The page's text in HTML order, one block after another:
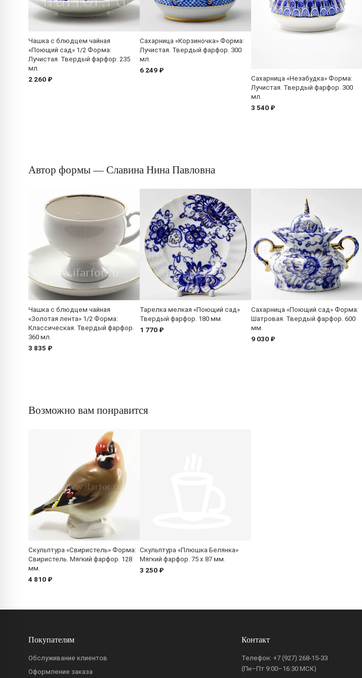
Чашка с блюдцем чайная
«Поющий сад» 1/2 Форма:
Лучистая. Твердый фарфор. 235
мл.
2 260 ₽
Сахарница «Корзиночка» Форма:
Лучистая. Твердый фарфор. 300
мл.
6 249 ₽
Сахарница «Незабудка» Форма:
Лучистая. Твердый фарфор. 300
мл.
3 540 ₽
Автор формы — Славина Нина Павловна
Чашка с блюдцем чайная
«Золотая лента» 1/2 Форма:
Классическая. Твердый фарфор.
360 мл.
3 835 ₽
Тарелка мелкая «Поющий сад»
Твердый фарфор. 180 мм.
1 770 ₽
Сахарница «Поющий сад» Форма:
Шатровая. Твердый фарфор. 600
мм.
9 030 ₽
Возможно вам понравится
Скульптура «Свиристель» Форма:
Свиристель. Мягкий фарфор. 128
мм.
4 810 ₽
Скульптура «Плюшка Белянка»
Мягкий фарфор. 75 x 87 мм.
3 250 ₽
Покупателям
Обслуживание клиентов
Оформление заказа
Контакт
Телефон: +7 (927) 268-15-33
(Пн–Пт 9:00–16:30 МСК)